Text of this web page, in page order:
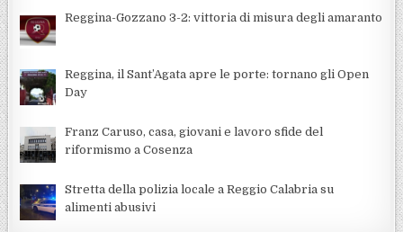
Reggina-Gozzano 3-2: vittoria di misura degli amaranto
Reggina, il Sant’Agata apre le porte: tornano gli Open
Day
Franz Caruso, casa, giovani e lavoro sfide del
riformismo a Cosenza
Stretta della polizia locale a Reggio Calabria su
alimenti abusivi